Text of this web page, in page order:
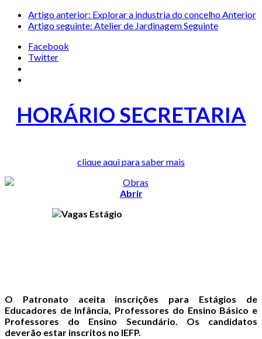
Artigo anterior: Explorar a industria do concelho Anterior
Artigo seguinte: Atelier de JardinagemSeguinte
Facebook
Twitter
HORÁRIO SECRETARIA
clique aqui para saber mais
Abrir
O Patronato aceita inscrições para Estágios de
Educadores de Infância, Professores do Ensino Básico e
Professores do Ensino Secundário. Os candidatos
deverão estar inscritos no IEFP.